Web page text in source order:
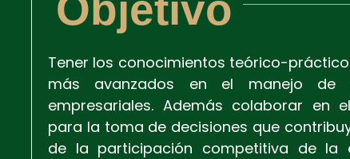
Tener los conocimientos teórico-
más avanzados en el manejo de
empresariales. Además colaborar en
para la toma de decisiones que
de la participación competitiva de la